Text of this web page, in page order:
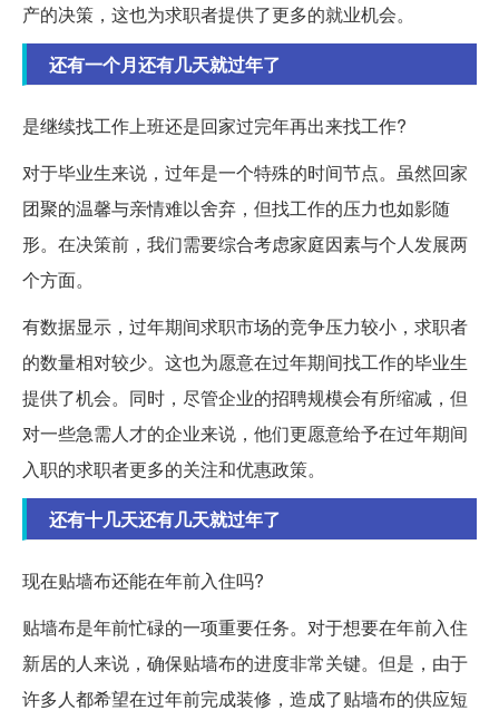
产的决策，这也为求职者提供了更多的就业机会。
还有一个月还有几天就过年了
是继续找工作上班还是回家过完年再出来找工作?
对于毕业生来说，过年是一个特殊的时间节点。虽然回家
团聚的温馨与亲情难以舍弃，但找工作的压力也如影随
形。在决策前，我们需要综合考虑家庭因素与个人发展两
个方面。
有数据显示，过年期间求职市场的竞争压力较小，求职者
的数量相对较少。这也为愿意在过年期间找工作的毕业生
提供了机会。同时，尽管企业的招聘规模会有所缩减，但
对一些急需人才的企业来说，他们更愿意给予在过年期间
入职的求职者更多的关注和优惠政策。
还有十几天还有几天就过年了
现在贴墙布还能在年前入住吗?
贴墙布是年前忙碌的一项重要任务。对于想要在年前入住
新居的人来说，确保贴墙布的进度非常关键。但是，由于
许多人都希望在过年前完成装修，造成了贴墙布的供应短